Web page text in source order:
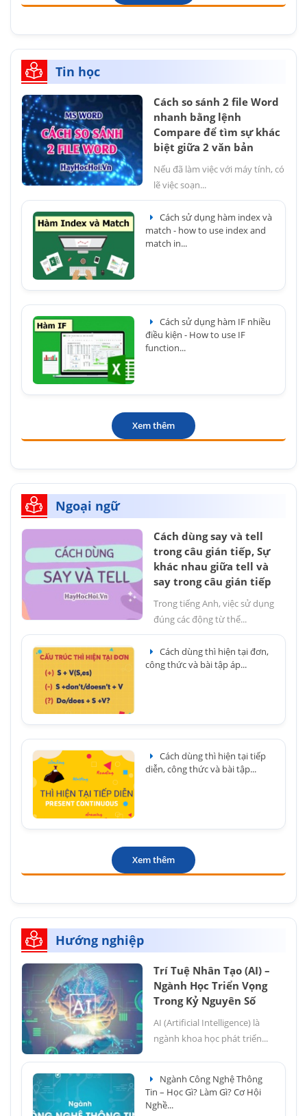
Tin học
Cách so sánh 2 file Word
nhanh bằng lệnh
Compare để tìm sự khác
biệt giữa 2 văn bản
Nếu đã làm việc với máy tính, có
lẽ việc soạn...
Cách sử dụng hàm index và
match - how to use index and
match in...
Cách sử dụng hàm IF nhiều
điều kiện - How to use IF
function...
Xem thêm
Ngoại ngữ
Cách dùng say và tell
trong câu gián tiếp, Sự
khác nhau giữa tell và
say trong câu gián tiếp
Trong tiếng Anh, việc sử dụng
đúng các động từ thể...
Cách dùng thì hiện tại đơn,
công thức và bài tập áp...
Cách dùng thì hiện tại tiếp
diễn, công thức và bài tập...
Xem thêm
Hướng nghiệp
Trí Tuệ Nhân Tạo (AI) –
Ngành Học Triển Vọng
Trong Kỷ Nguyên Số
AI (Artificial Intelligence) là
ngành khoa học phát triển...
Ngành Công Nghệ Thông
Tin – Học Gì? Làm Gì? Cơ Hội
Nghề...